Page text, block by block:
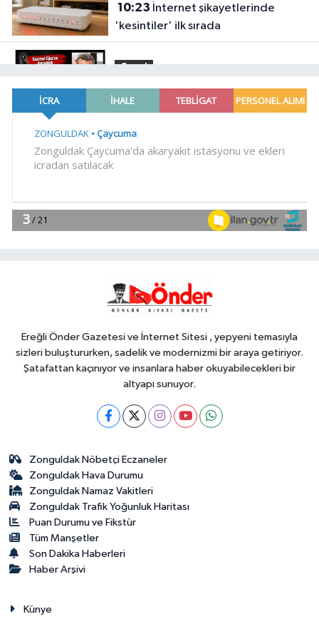
10:23
'kesintiler' ilk sırada
Genel
10:18.
10:16 İzmir Körfezi'ne açılan
10:06
ÜRÜNLERİNE DENETİM
Ereğli Önder Gazetesi ve İnternet Sitesi , yepyeni temasıyla
sizleri buluştururken, sadelik ve modernizmi bir araya getiriyor.
Şatafattan kaçınıyor ve insanlara haber okuyabilecekleri bir
altyapı sunuyor.
Zonguldak Nöbetçi Eczaneler
Zonguldak Hava Durumu
Zonguldak Namaz Vakitleri
Zonguldak Trafik Yoğunluk Haritası
Puan Durumu ve Fikstür
Tüm Manşetler
Son Dakika Haberleri
Haber Arşivi
Künye